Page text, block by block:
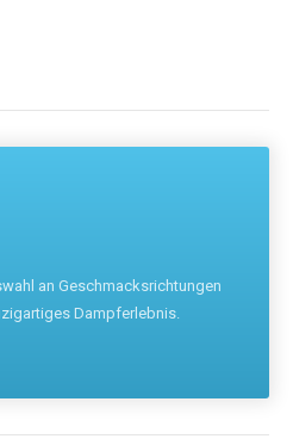
an Geschmacksrichtungen
Dampferlebnis.